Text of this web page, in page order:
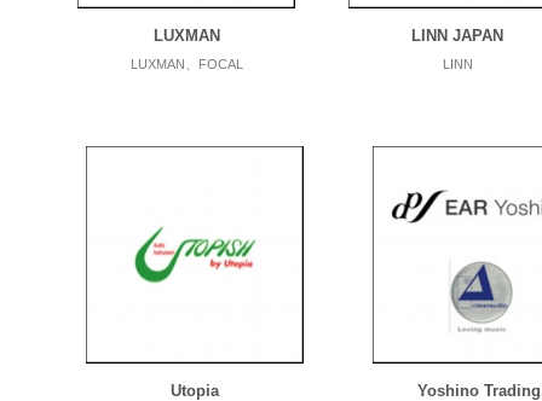
LUXMAN
LUXMAN、FOCAL
LINN JAPAN
LINN
Utopia Yoshino